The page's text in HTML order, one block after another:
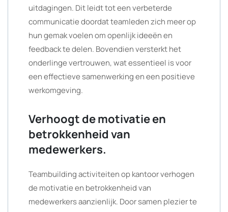
uitdagingen. Dit leidt tot een verbeterde
communicatie doordat teamleden zich meer op
hun gemak voelen om openlijk ideeën en
feedback te delen. Bovendien versterkt het
onderlinge vertrouwen, wat essentieel is voor
een effectieve samenwerking en een positieve
werkomgeving.
Verhoogt de motivatie en
betrokkenheid van
medewerkers.
Teambuilding activiteiten op kantoor verhogen
de motivatie en betrokkenheid van
medewerkers aanzienlijk. Door samen plezier te